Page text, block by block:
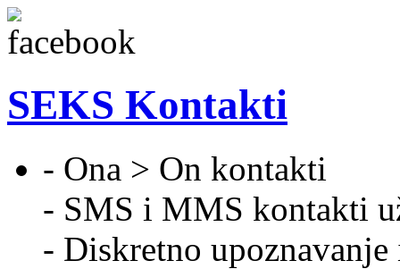
SEKS Kontakti
- Ona > On kontakti
- SMS i MMS kontakti
- Diskretno upoznavanje